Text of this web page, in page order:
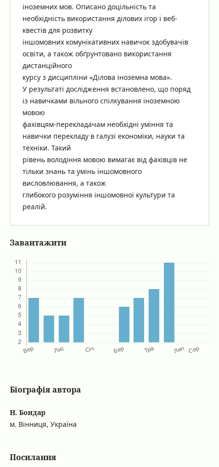
іноземних мов. Описано доцільність та
необхідність використання ділових ігор і веб-
квестів для розвитку
іншомовних комунікативних навичок здобувачів
освіти, а також обґрунтовано використання
дистанційного
курсу з дисципліни «Ділова іноземна мова».
У результаті дослідження встановлено, що поряд
із навичками вільного спілкування іноземною
мовою
фахівцям-перекладачам необхідні уміння та
навички перекладу в галузі економіки, науки та
техніки. Такий
рівень володіння мовою вимагає від фахівців не
тільки знань та умінь іншомовного
висловлювання, а також
глибокого розуміння іншомовної культури та
реалій.
Завантажити
Біографія автора
Н. Бондар
м. Вінниця, Україна
Посилання